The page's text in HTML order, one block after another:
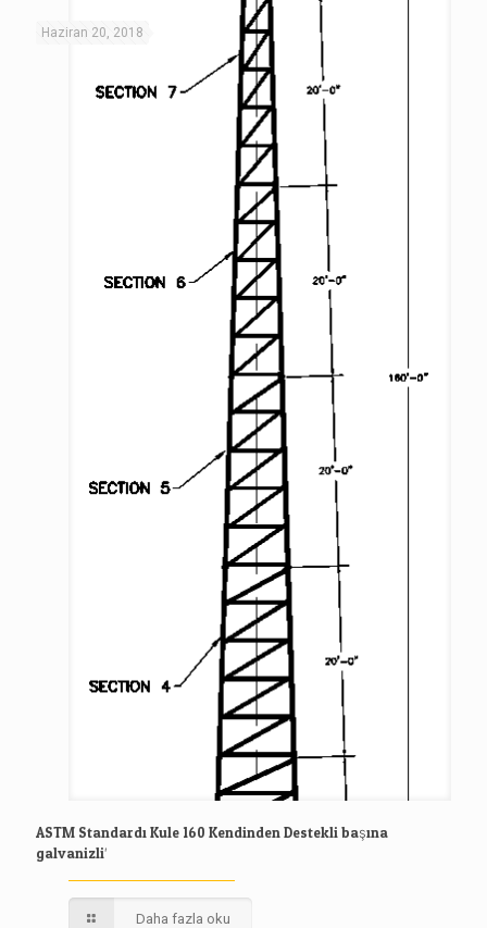
Haziran 20, 2018
ASTM Standardı Kule 160 Kendinden Destekli başına
galvanizli′
Daha fazla oku